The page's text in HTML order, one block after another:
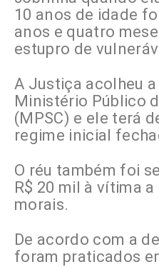
10 anos de idade
anos e quatro
estupro de
A Justiça acolheu
Ministério Público
(MPSC) e ele terá
regime inicial
O réu também foi
R$ 20 mil à vítima
morais.
De acordo com a
foram praticados